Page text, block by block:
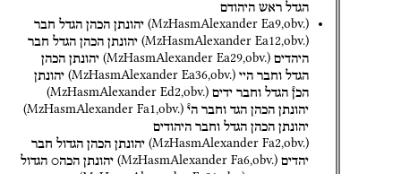
הגדל ראש היהודם
(MzHasmAlexander Ea9,obv.) יהונתן הכהן הגדל חבר
(MzHasmAlexander Ea12,obv.) יהונתן הכהן הגדל חבר
היהדים
(MzHasmAlexander Ea29,obv.) יהונתן הכהן
הגדל וחבר היי (MzHasmAlexander Ea36,obv.)
יהונתן
הכן֯ הגדל וחבר ידים (MzHasmAlexander Ed2,obv.)
יהונתן הכהן הגד וחבר הי֯ (MzHasmAlexander Fa1,obv.)
יהונתן הכהן הגדל וחבר היהודים
(MzHasmAlexander Fa2,obv.) יהונתן הכהן הגדול חבר
יהדים
(MzHasmAlexander Fa6,obv.) יהונתן הכה○ הגדול